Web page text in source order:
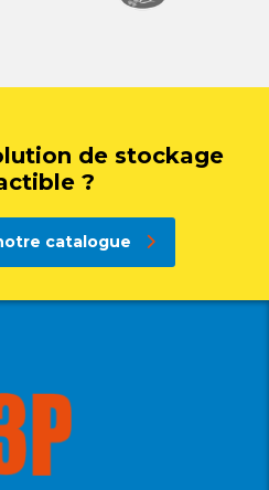
de stockage
?
catalogue